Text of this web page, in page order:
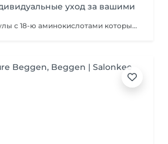
уход за вашими
la bioecthetique ампулы с 18-ю аминокислотами которые питают волос и обогащаю их витаминами полезными для структуры волос.